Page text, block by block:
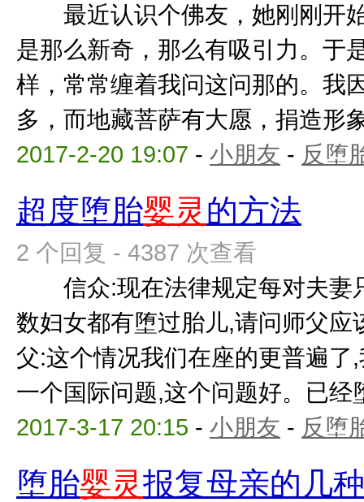
最近认识个佛友，她刚刚开
是那么新奇，那么有吸引力。于
样，常常缠着我问这问那的。我
多，而地藏菩萨有大愿，捐造形
2017-2-20 19:07 - 小朋友 - 反堕
超度堕胎婴灵 的方法
2 个回复 - 4387 次查看
信众:现在法律规定每对夫妻
数妇女都有堕过胎儿,请问师
父:这个情况我们在座的更普遍了
一个国际问题,这个问题好。已经
2017-3-17 20:15 - 小朋友 - 反堕
堕胎婴灵报复母亲的几